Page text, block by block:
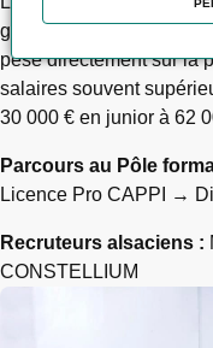
gammes, outillages,
pèse directement sur la
salaires souvent
30 000 € en junior à 62
Parcours au Pôle
Licence Pro CAPPI →
Recruteurs alsaciens :
CONSTELLIUM